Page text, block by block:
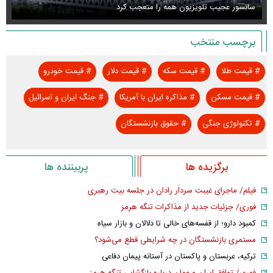
سانسور عجیب تلویزیون همه را متعجب کرد
برچسب منتخب
#قیمت طلا #قیمت سکه #قیمت دلار #قیمت خودرو
#قیمت مسکن # مذاکره ایران با آمریکا #جنگ ایران و اسرائیل
#تکنولوژی جنگی #حقوق بازنشستگان
برگزیده ها پربیننده ها
فیلم/ ماجرای غیبت سردار رادان در جلسه بیت رهبری
فوری/ جزئیات جدید از مذاکرات تنگه هرمز
کمبود دارو؛ از قفسه‌های خالی تا دلالان و بازار سیاه
مستمری بازنشستگان در چه شرایطی قطع می‌شود؟
ترکیه، عربستان و پاکستان در آستانه پیمان دفاعی